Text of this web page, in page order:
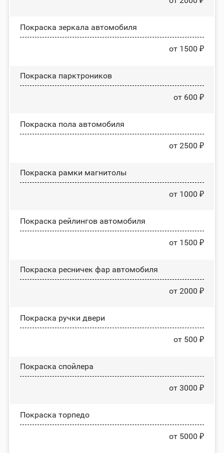
Покраска зеркала автомобиля
от 1500 ₽
Покраска парктроников
от 600 ₽
Покраска пола автомобиля
от 2500 ₽
Покраска рамки магнитолы
от 1000 ₽
Покраска рейлингов автомобиля
от 1500 ₽
Покраска ресничек фар автомобиля
от 2000 ₽
Покраска ручки двери
от 500 ₽
Покраска спойлера
от 3000 ₽
Покраска торпедо
от 5000 ₽